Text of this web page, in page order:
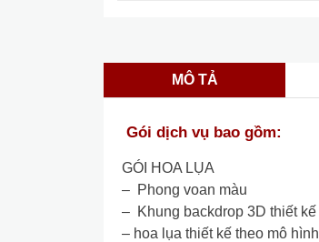
MÔ TẢ
Gói dịch vụ bao gồm:
GÓI HOA LỤA
– Phong voan màu
– Khung backdrop 3D thiết kế
– hoa lụa thiết kế theo mô hình